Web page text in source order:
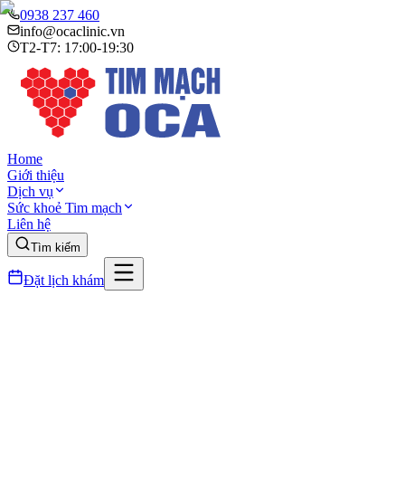
0938 237 460
info@ocaclinic.vn
T2-T7: 17:00-19:30
Home
Giới thiệu
Dịch vụ
Sức khoẻ Tim mạch
Liên hệ
Tìm kiếm
Đặt lịch khám